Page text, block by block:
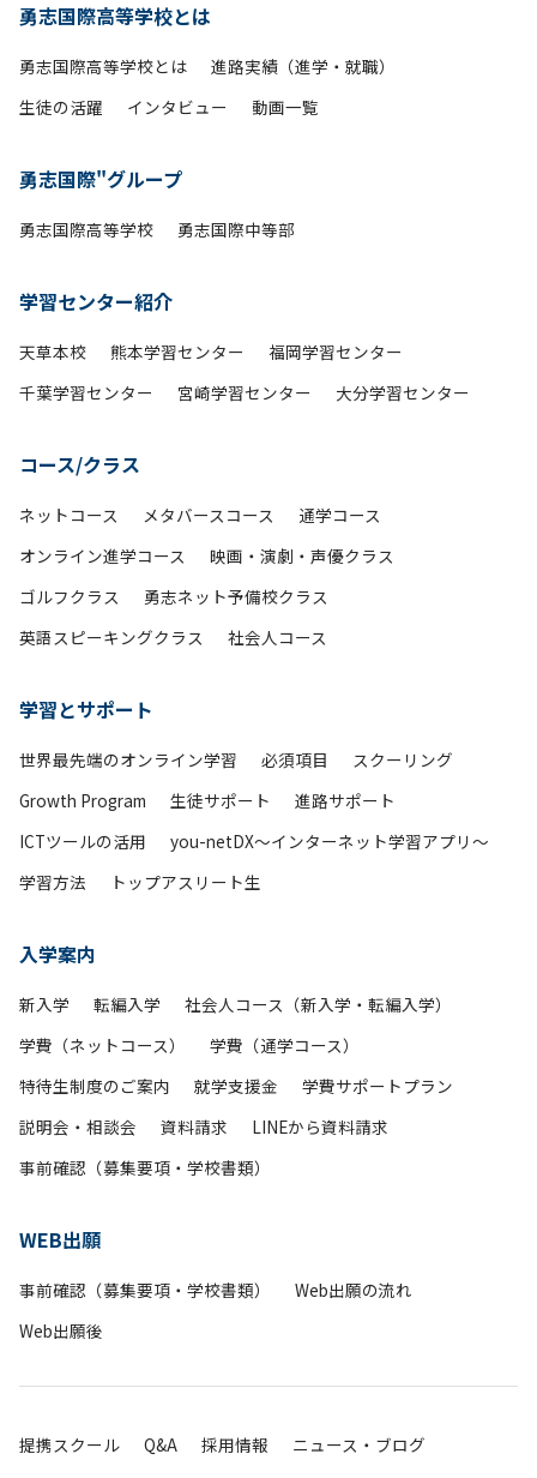
勇志国際高等学校とは
勇志国際高等学校とは
進路実績（進学・就職）
生徒の活躍
インタビュー 動画一覧
勇志国際"グループ
勇志国際高等学校 勇志国際中等部
学習センター紹介
天草本校 熊本学習センター
福岡学習センター
千葉学習センター
宮崎学習センター 大分学習センター
コース/クラス
ネットコース メタバースコース
通学コース
オンライン進学コース
映画・演劇・声優クラス
ゴルフクラス
勇志ネット予備校クラス
英語スピーキングクラス
社会人コース
学習とサポート
世界最先端のオンライン学習 必須項目
スクーリング
Growth Program
生徒サポート
進路サポート
ICTツールの活用
you-netDX～インターネット学習アプリ～
学習方法
トップアスリート生
入学案内
新入学 転編入学
社会人コース（新入学・転編入学）
学費（ネットコース）
学費（通学コース）
特待生制度のご案内
就学支援金
学費サポートプラン
説明会・相談会
資料請求
LINEから資料請求
事前確認（募集要項・学校書類）
WEB出願
事前確認（募集要項・学校書類）
Web出願の流れ
Web出願後
提携スクール Q&A 採用情報
ニュース・ブログ